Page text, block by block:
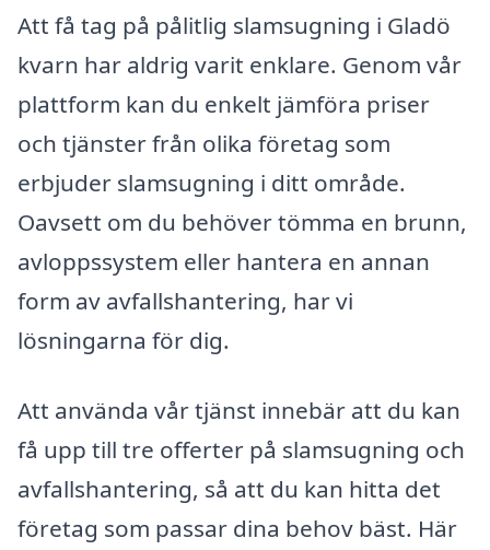
Att få tag på pålitlig slamsugning i Gladö
kvarn har aldrig varit enklare. Genom vår
plattform kan du enkelt jämföra priser
och tjänster från olika företag som
erbjuder slamsugning i ditt område.
Oavsett om du behöver tömma en brunn,
avloppssystem eller hantera en annan
form av avfallshantering, har vi
lösningarna för dig.
Att använda vår tjänst innebär att du kan
få upp till tre offerter på slamsugning och
avfallshantering, så att du kan hitta det
företag som passar dina behov bäst. Här